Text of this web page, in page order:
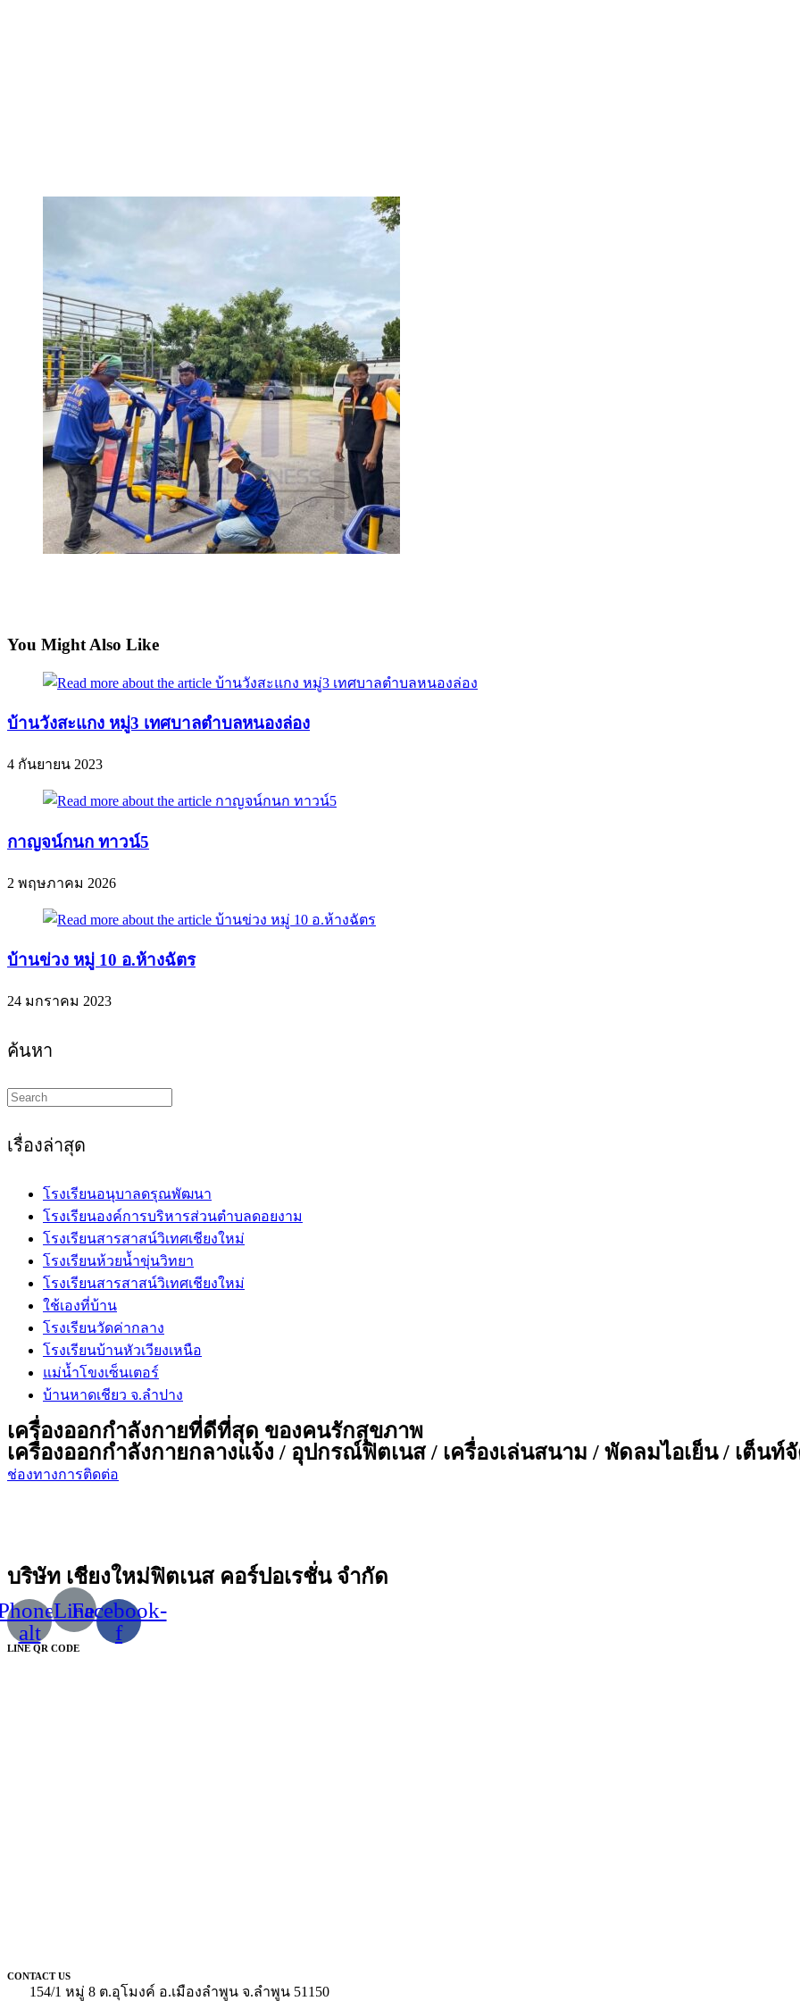
You Might Also Like
บ้านวังสะแกง หมู่3 เทศบาลตำบลหนองล่อง
4 กันยายน 2023
กาญจน์กนก ทาวน์5
2 พฤษภาคม 2026
บ้านข่วง หมู่ 10 อ.ห้างฉัตร
24 มกราคม 2023
ค้นหา
Search
this
เรื่องล่าสุด
โรงเรียนอนุบาลดรุณพัฒนา
โรงเรียนองค์การบริหารส่วนตำบลดอยงาม
โรงเรียนสารสาสน์วิเทศเชียงใหม่
โรงเรียนห้วยน้ำขุ่นวิทยา
โรงเรียนสารสาสน์วิเทศเชียงใหม่
ใช้เองที่บ้าน
โรงเรียนวัดค่ากลาง
โรงเรียนบ้านหัวเวียงเหนือ
แม่น้ำโขงเซ็นเตอร์
บ้านหาดเชียว จ.ลำปาง
เครื่องออกกำลังกายที่ดีที่สุด ของคนรักสุขภาพ
เครื่องออกกำลังกายกลางแจ้ง / อุปกรณ์ฟิตเนส / เครื่องเล่นสนาม / พัดลมไอเย็น / เต็นท์
ช่องทางการติดต่อ
บริษัท เชียงใหม่ฟิตเนส คอร์ปอเรชั่น จำกัด
alt
Line
Facebook-
f
LINE QR CODE
CONTACT US
154/1 หมู่ 8 ต.อุโมงค์ อ.เมืองลำพูน จ.ลำพูน 51150